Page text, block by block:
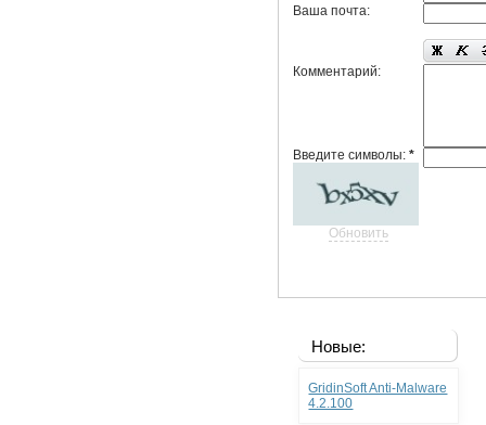
Ваша почта:
Комментарий:
Введите символы:*
Обновить
Новые:
GridinSoft Anti-Malware
4.2.100